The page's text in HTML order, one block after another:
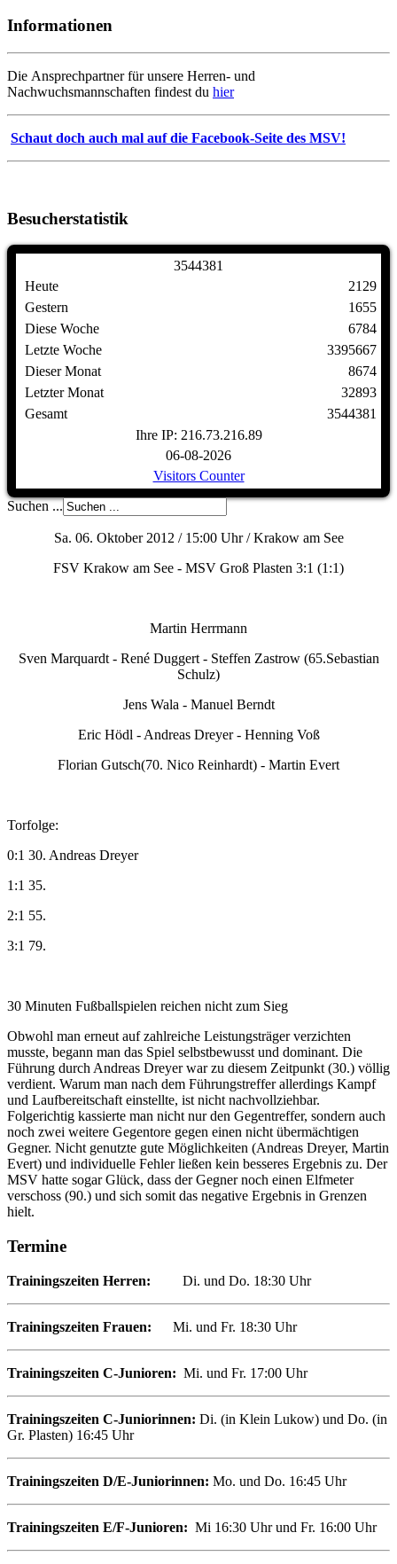
Informationen
Die Ansprechpartner für unsere Herren- und
Nachwuchsmannschaften findest du hier
Schaut doch auch mal auf die Facebook-Seite des MSV!
Besucherstatistik
3544381
Heute
Gestern
Diese Woche
Letzte Woche
Dieser Monat
Letzter Monat
Gesamt
2129
1655
6784
3395667
8674
32893
3544381
Ihre IP: 216.73.216.89
06-08-2026
Visitors Counter
Suchen ...
Sa. 06. Oktober 2012 / 15:00 Uhr / Krakow am See
FSV Krakow am See - MSV Groß Plasten 3:1 (1:1)
Martin Herrmann
Sven Marquardt - René Duggert - Steffen Zastrow (65.Sebastian
Schulz)
Jens Wala - Manuel Berndt
Eric Hödl - Andreas Dreyer - Henning Voß
Florian Gutsch(70. Nico Reinhardt) - Martin Evert
Torfolge:
0:1 30. Andreas Dreyer
1:1 35.
2:1 55.
3:1 79.
30 Minuten Fußballspielen reichen nicht zum Sieg
Obwohl man erneut auf zahlreiche Leistungsträger verzichten
musste, begann man das Spiel selbstbewusst und dominant. Die
Führung durch Andreas Dreyer war zu diesem Zeitpunkt (30.) völlig
verdient. Warum man nach dem Führungstreffer allerdings Kampf
und Laufbereitschaft einstellte, ist nicht nachvollziehbar.
Folgerichtig kassierte man nicht nur den Gegentreffer, sondern auch
noch zwei weitere Gegentore gegen einen nicht übermächtigen
Gegner. Nicht genutzte gute Möglichkeiten (Andreas Dreyer, Martin
Evert) und individuelle Fehler ließen kein besseres Ergebnis zu. Der
MSV hatte sogar Glück, dass der Gegner noch einen Elfmeter
verschoss (90.) und sich somit das negative Ergebnis in Grenzen
hielt.
Termine
Trainingszeiten Herren: Di. und Do. 18:30 Uhr
Trainingszeiten Frauen: Mi. und Fr. 18:30 Uhr
Trainingszeiten C-Junioren: Mi. und Fr. 17:00 Uhr
Trainingszeiten C-Juniorinnen: Di. (in Klein Lukow) und Do. (in
Gr. Plasten) 16:45 Uhr
Trainingszeiten D/E-Juniorinnen: Mo. und Do. 16:45 Uhr
Trainingszeiten E/F-Junioren: Mi 16:30 Uhr und Fr. 16:00 Uhr